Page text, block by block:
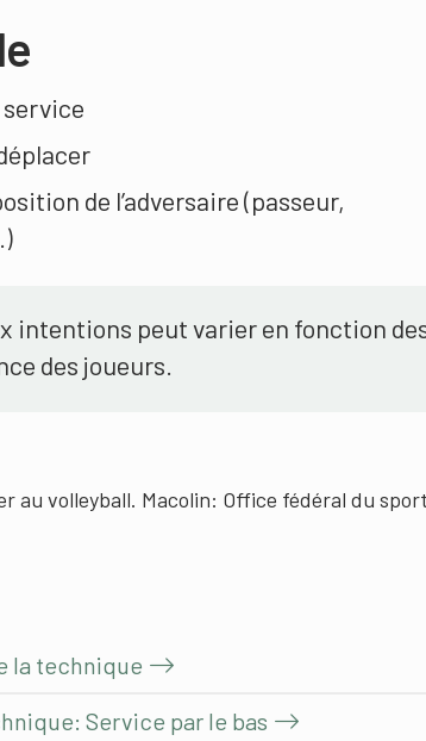
de l’adversaire (passeur,
intentions peut varier en fonction
des joueurs.
au volleyball. Macolin: Office fédéral du
la technique
Service par le bas